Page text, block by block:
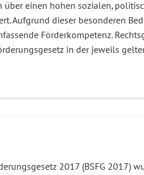
über einen hohen sozialen,
Aufgrund dieser besonderen
Förderkompetenz.
in der jeweils
2017 (BSFG 2017)